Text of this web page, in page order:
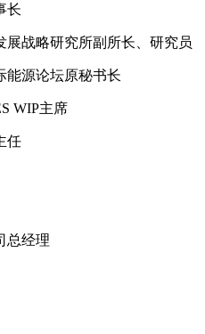
长
战略研究所副所长、研究员
能源论坛原秘书长
WIP主席
任
总经理